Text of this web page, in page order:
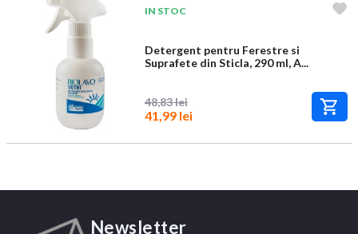
IN STOC
Detergent pentru Ferestre si
Suprafete din Sticla, 290 ml, A...
48,83 lei
41,99 lei
Newsletter